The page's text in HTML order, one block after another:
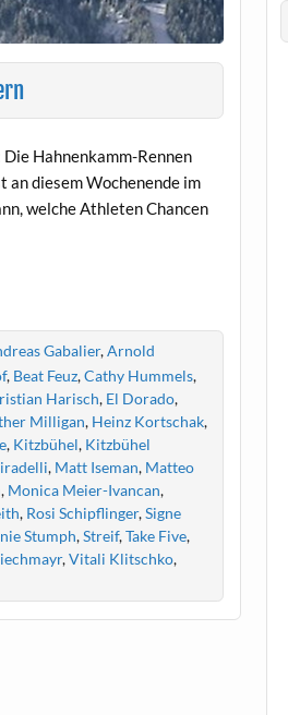
Hahnenkamm-Rennen
an diesem Wochenende im
welche Athleten Chancen
Gabalier,Arnold
, Beat Feuz,Cathy Hummels,
Harisch, El Dorado,
Milligan, Heinz Kortschak,
, Kitzbühel, Kitzbühel
, Matt Iseman, Matteo
, Monica Meier-Ivancan,
, Rosi Schipflinger,Signe
Stumph,Streif,Take Five,
,Vitali Klitschko,